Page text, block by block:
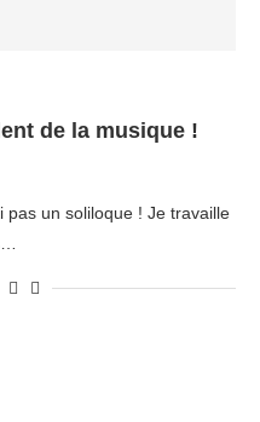
de la musique !
pas un soliloque ! Je travaille